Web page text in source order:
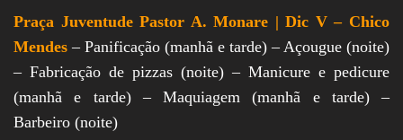
Praça Juventude Pastor A. Monare | Dic V – Chico
Mendes – Panificação (manhã e tarde) – Açougue (noite)
– Fabricação de pizzas (noite) – Manicure e pedicure
(manhã e tarde) – Maquiagem (manhã e tarde) –
Barbeiro (noite)